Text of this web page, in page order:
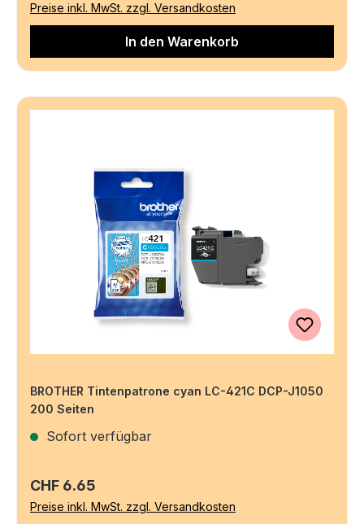
Preise inkl. MwSt. zzgl. Versandkosten
In den Warenkorb
BROTHER Tintenpatrone cyan LC-421C DCP-J1050
200 Seiten
Sofort verfügbar
Regulärer Preis:
CHF 6.65
Preise inkl. MwSt. zzgl. Versandkosten